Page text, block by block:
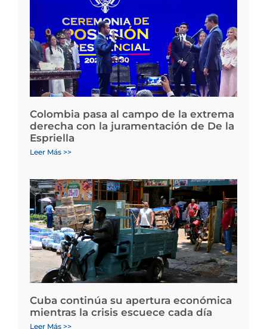
Colombia pasa al campo de la extrema
derecha con la juramentación de De la
Espriella
Leer Más >>
Cuba continúa su apertura económica
mientras la crisis escuece cada día
Leer Más >>